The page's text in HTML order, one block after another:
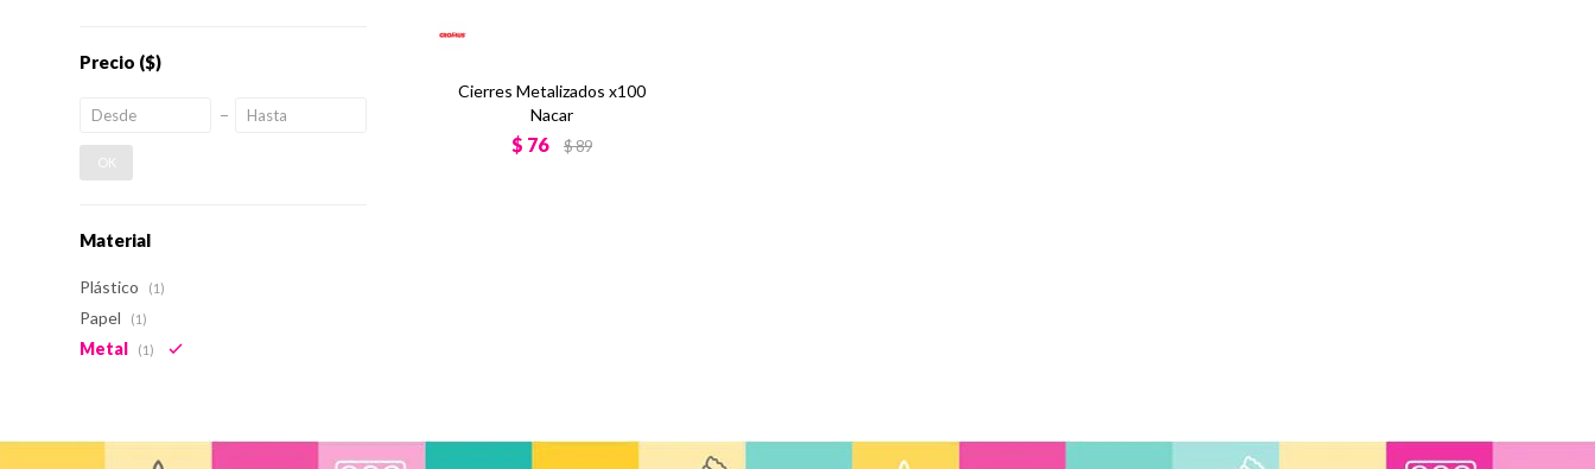
Cierres Metalizados x100
Nacar
$ 76 $89
Precio ($)
OK
Material
Plástico (1)
Papel (1)
Metal (1)